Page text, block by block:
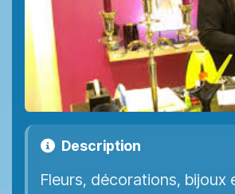
Description
Fleurs, décorations, bijoux